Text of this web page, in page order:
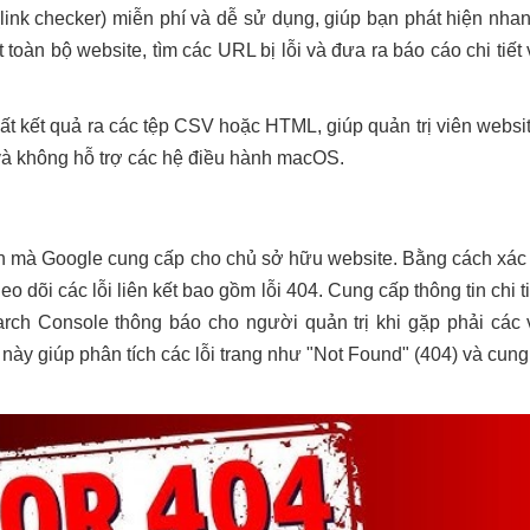
checker) miễn phí và dễ sử dụng, giúp bạn phát hiện
bộ website, tìm các URL bị lỗi và đưa ra báo cáo chi
kết quả ra các tệp CSV hoặc HTML, giúp quản trị viên
không hỗ trợ các hệ điều hành macOS.
Google cung cấp cho chủ sở hữu website. Bằng cách
dõi các lỗi liên kết bao gồm lỗi 404. Cung cấp thông tin chi
Console thông báo cho người quản trị khi gặp phải
giúp phân tích các lỗi trang như "Not Found" (404) và